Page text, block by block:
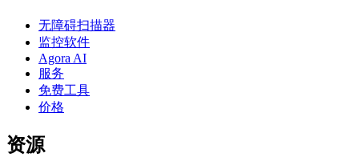
无障碍扫描器
监控软件
Agora AI
服务
免费工具
价格
资源